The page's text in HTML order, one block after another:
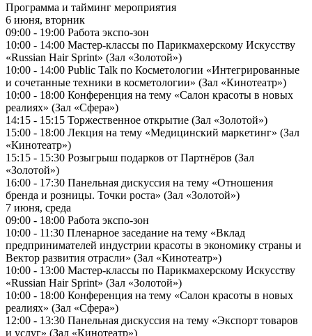
Программа и тайминг мероприятия
6 июня, вторник
09:00 - 19:00 Работа экспо-зон
10:00 - 14:00 Мастер-классы по Парикмахерскому Искусству
«Russian Hair Sprint» (Зал «Золотой»)
10:00 - 14:00 Public Talk по Косметологии «Интегрированные
и сочетанные техники в косметологии» (Зал «Кинотеатр»)
10:00 - 18:00 Конференция на тему «Салон красоты в новых
реалиях» (Зал «Сфера»)
14:15 - 15:15 Торжественное открытие (Зал «Золотой»)
15:00 - 18:00 Лекция на тему «Медицинский маркетинг» (Зал
«Кинотеатр»)
15:15 - 15:30 Розыгрыш подарков от Партнёров (Зал
«Золотой»)
16:00 - 17:30 Панельная дискуссия на тему «Отношения
бренда и розницы. Точки роста» (Зал «Золотой»)
7 июня, среда
09:00 - 18:00 Работа экспо-зон
10:00 - 11:30 Пленарное заседание на тему «Вклад
предпринимателей индустрии красоты в экономику страны и
Вектор развития отрасли» (Зал «Кинотеатр»)
10:00 - 13:00 Мастер-классы по Парикмахерскому Искусству
«Russian Hair Sprint» (Зал «Золотой»)
10:00 - 18:00 Конференция на тему «Салон красоты в новых
реалиях» (Зал «Сфера»)
12:00 - 13:30 Панельная дискуссия на тему «Экспорт товаров
и услуг» (Зал «Кинотеатр»)